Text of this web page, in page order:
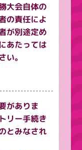
大会自体の
の責任によ
が別途定め
あたっては
い。
がありま
リー手続き
とみなされ